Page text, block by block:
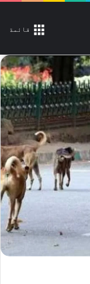
قائمة